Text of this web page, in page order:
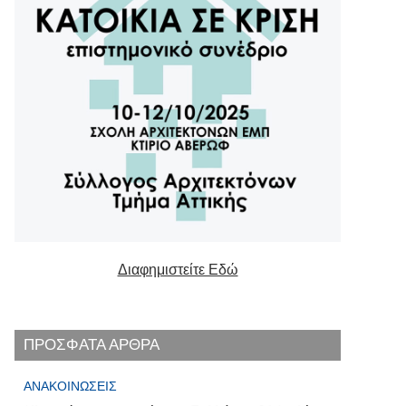
Διαφημιστείτε Εδώ
ΠΡΟΣΦΑΤΑ ΑΡΘΡΑ
ΑΝΑΚΟΙΝΏΣΕΙΣ